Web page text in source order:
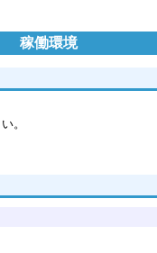
稼働環境
。